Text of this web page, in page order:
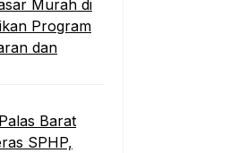
Murah di
Program
dan
Barat
SPHP,